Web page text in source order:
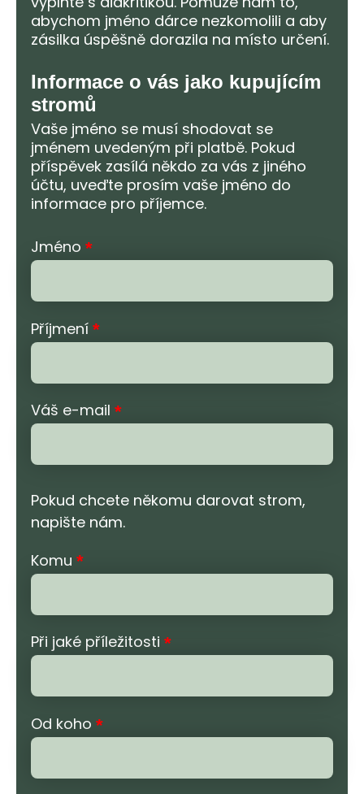
abychom jméno dárce nezkomolili a aby
zásilka úspěšně dorazila na místo určení.
Informace o vás jako kupujícím
stromů
Vaše jméno se musí shodovat se
jménem uvedeným při platbě. Pokud
příspěvek zasílá někdo za vás z jiného
účtu, uveďte prosím vaše jméno do
informace pro příjemce.
Jméno *
Příjmení *
Váš e-mail *
Pokud chcete někomu darovat strom,
napište nám.
Komu *
Při jaké příležitosti *
Od koho *